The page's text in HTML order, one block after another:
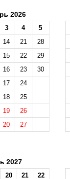
2026
3 4
5
14 21
28
15 22
29
16 23
30
17
24
18
25
19
26
20 27
2027
20 21
22